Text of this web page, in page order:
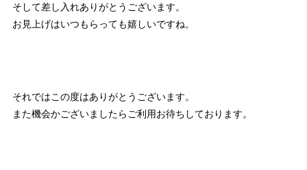
そして差し入れありがとうございます。
お見上げはいつもらっても嬉しいですね。
それではこの度はありがとうございます。
また機会かございましたらご利用お待ちしております。